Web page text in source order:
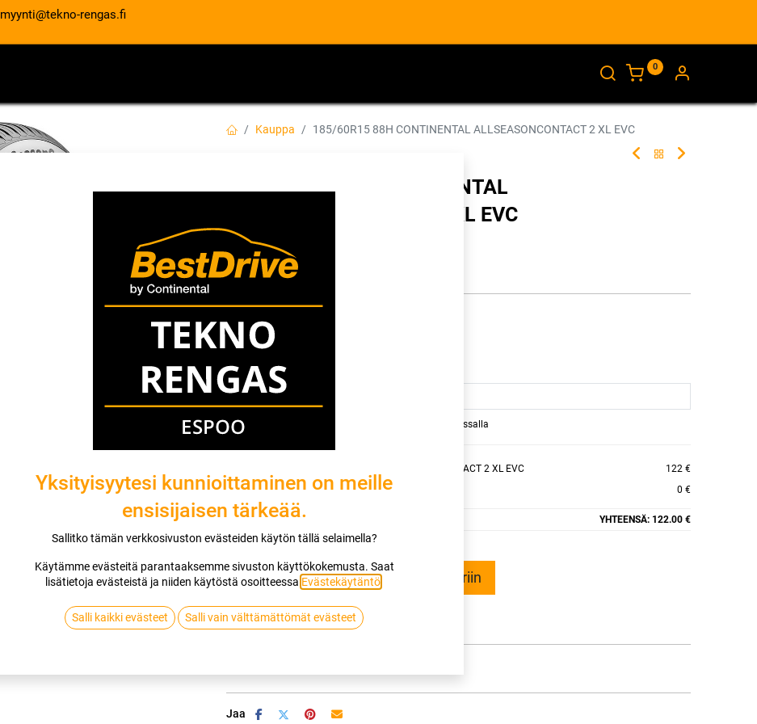
myynti@tekno-rengas.fi
0
Kauppa 185/60R15 88H CONTINENTAL ALLSEASONCONTACT 2 XL EVC
185/60R15 88H CONTINENTAL
ALLSEASONCONTACT 2 XL EVC
EAN:4019238402445
122,00€/ kpl
Toimitusaika:
Asennuspalvelu
Mikäli valitset asennuksen, pääset varaamaan ajan kassalla
X 185/60R15 88H CONTINENTAL ALLSEASONCONTACT 2 XL EVC
122 €
EI ASENNUSTA
0 €
YHTEENSÄ: 122.00 €
Lisää ostoskoriin
Vertaa Lisää toivelistalle
Jaa
Yksityisyytesi kunnioittaminen on meille
ensisijaisen tärkeää.
Sallitko tämän verkkosivuston evästeiden käytön tällä selaimella?
Käytämme evästeitä parantaaksemme sivuston käyttökokemusta. Saat
lisätietoja evästeistä ja niiden käytöstä osoitteessa Evästekäytäntö.
Salli kaikki evästeet Salli vain välttämättömät evästeet